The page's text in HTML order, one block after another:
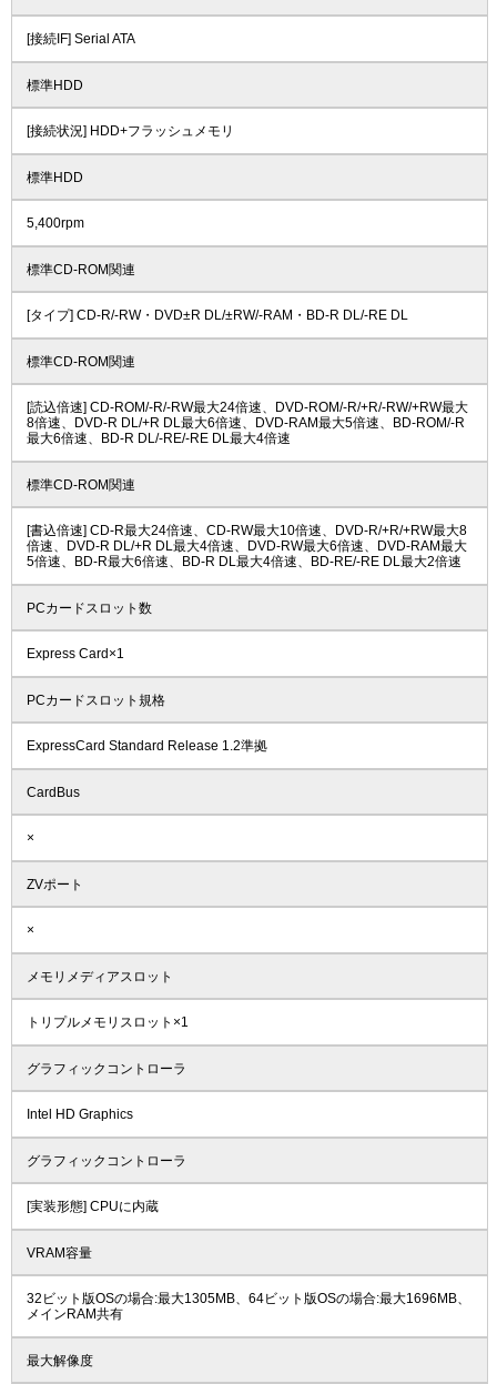
[接続IF] Serial ATA
標準HDD
[接続状況] HDD+フラッシュメモリ
標準HDD
5,400rpm
標準CD-ROM関連
[タイプ] CD-R/-RW・DVD±R DL/±RW/-RAM・BD-R DL/-RE DL
標準CD-ROM関連
[読込倍速] CD-ROM/-R/-RW最大24倍速、DVD-ROM/-R/+R/-RW/+RW最大
8倍速、DVD-R DL/+R DL最大6倍速、DVD-RAM最大5倍速、BD-ROM/-R
最大6倍速、BD-R DL/-RE/-RE DL最大4倍速
標準CD-ROM関連
[書込倍速] CD-R最大24倍速、CD-RW最大10倍速、DVD-R/+R/+RW最大8
倍速、DVD-R DL/+R DL最大4倍速、DVD-RW最大6倍速、DVD-RAM最大
5倍速、BD-R最大6倍速、BD-R DL最大4倍速、BD-RE/-RE DL最大2倍速
PCカードスロット数
Express Card×1
PCカードスロット規格
ExpressCard Standard Release 1.2準拠
CardBus
×
ZVポート
×
メモリメディアスロット
トリプルメモリスロット×1
グラフィックコントローラ
Intel HD Graphics
グラフィックコントローラ
[実装形態] CPUに内蔵
VRAM容量
32ビット版OSの場合:最大1305MB、64ビット版OSの場合:最大1696MB、
メインRAM共有
最大解像度